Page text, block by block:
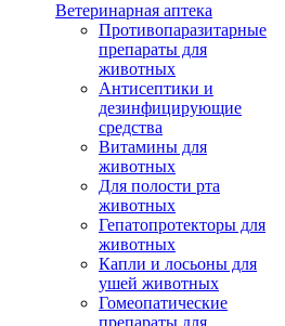
Ветеринарная аптека
Противопаразитарные
препараты для
животных
Антисептики и
дезинфицирующие
средства
Витамины для
животных
Для полости рта
животных
Гепатопротекторы для
животных
Капли и лосьоны для
ушей животных
Гомеопатические
препараты для